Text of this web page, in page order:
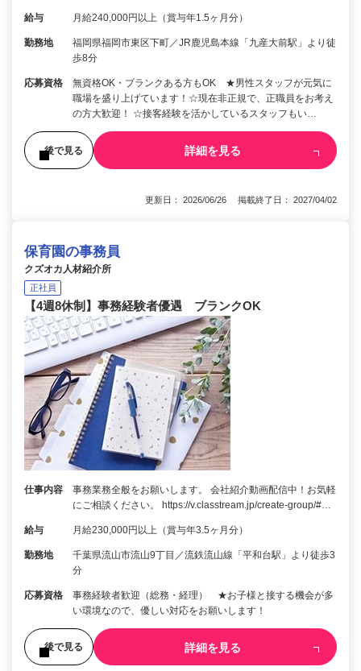
給与 月給240,000円以上（賞与年1.5ヶ月分）
勤務地
福岡県福岡市東区下町／JR鹿児島本線「九産大前駅」より徒
歩8分
応募資格
無資格OK・ブランクある方もOK ★男性スタッフが元気に
職場を盛り上げています！☆現在非正規で、正職員をお考え
の方大歓迎！ ☆接客経験を活かしているスタッフもい…
後で見る 詳細を見る
更新日： 2026/06/26 掲載終了日： 2027/04/02
保育園の事務員
クズオカ人材紹介所
正社員
【4週8休制】事務経験者優遇 ブランクOK
仕事内容
事務業務全般をお願いします。 会社紹介動画配信中！お気軽
にご相談ください。 https://v.classtream.jp/create-group/#…
給与 月給230,000円以上（賞与年3.5ヶ月分）
勤務地
千葉県流山市流山9丁目／流鉄流山線「平和台駅」より徒歩3
分
応募資格
事務経験者歓迎（総務・経理） ★お子様と接する機会が多
い環境なので、優しい対応をお願いします！
後で見る 詳細を見る